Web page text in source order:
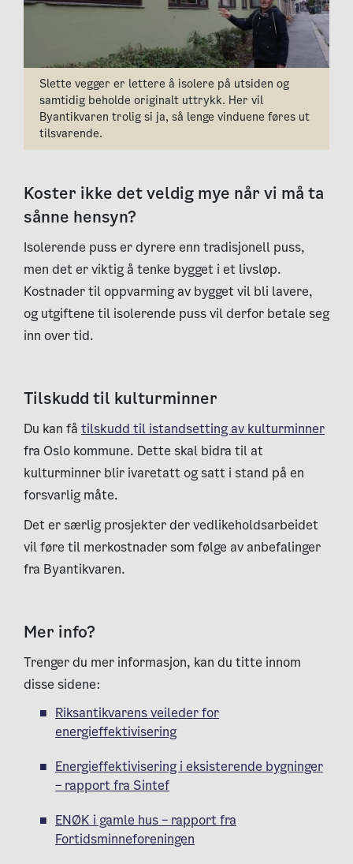
Slette vegger er lettere å isolere på utsiden og
samtidig beholde originalt uttrykk. Her vil
Byantikvaren trolig si ja, så lenge vinduene føres ut
tilsvarende.
Koster ikke det veldig mye når vi må ta
sånne hensyn?
Isolerende puss er dyrere enn tradisjonell puss,
men det er viktig å tenke bygget i et livsløp.
Kostnader til oppvarming av bygget vil bli lavere,
og utgiftene til isolerende puss vil derfor betale seg
inn over tid.
Tilskudd til kulturminner
Du kan få tilskudd til istandsetting av kulturminner
fra Oslo kommune. Dette skal bidra til at
kulturminner blir ivaretatt og satt i stand på en
forsvarlig måte.
Det er særlig prosjekter der vedlikeholdsarbeidet
vil føre til merkostnader som følge av anbefalinger
fra Byantikvaren.
Mer info?
Trenger du mer informasjon, kan du titte innom
disse sidene:
Riksantikvarens veileder for
energieffektivisering
Energieffektivisering i eksisterende bygninger
– rapport fra Sintef
ENØK i gamle hus – rapport fra
Fortidsminneforeningen